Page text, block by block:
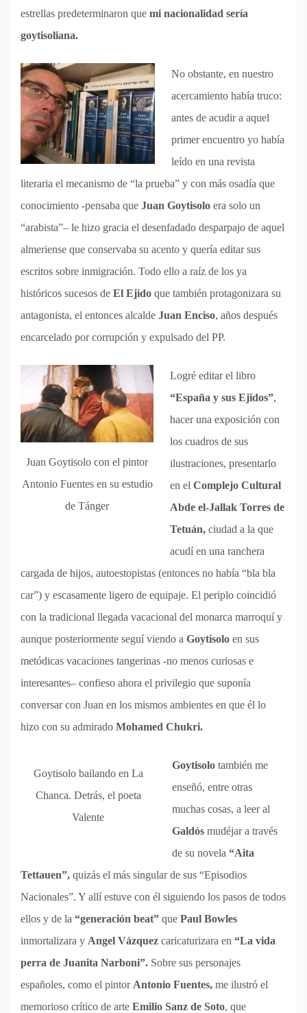
estrellas predeterminaron que mi nacionalidad sería
goytisoliana.
No obstante, en nuestro
acercamiento había truco:
antes de acudir a aquel
primer encuentro yo había
leído en una revista
literaria el mecanismo de “la prueba” y con más osadía que
conocimiento -pensaba que Juan Goytisolo era solo un
“arabista”– le hizo gracia el desenfadado desparpajo de aquel
almeriense que conservaba su acento y quería editar sus
escritos sobre inmigración. Todo ello a raíz de los ya
históricos sucesos de El Ejido que también protagonizara su
antagonista, el entonces alcalde Juan Enciso, años después
encarcelado por corrupción y expulsado del PP.
Juan Goytisolo con el pintor
Antonio Fuentes en su estudio
de Tánger
Logré editar el libro
“España y sus Ejidos”,
hacer una exposición con
los cuadros de sus
ilustraciones, presentarlo
en el Complejo Cultural
Abde el-Jallak Torres de
Tetuán, ciudad a la que
acudí en una ranchera
cargada de hijos, autoestopistas (entonces no había “bla bla
car”) y escasamente ligero de equipaje. El periplo coincidió
con la tradicional llegada vacacional del monarca marroquí y
aunque posteriormente seguí viendo a Goytisolo en sus
metódicas vacaciones tangerinas -no menos curiosas e
interesantes– confieso ahora el privilegio que suponía
conversar con Juan en los mismos ambientes en que él lo
hizo con su admirado Mohamed Chukri.
Goytisolo bailando en La
Chanca. Detrás, el poeta
Valente
Goytisolo también me
enseñó, entre otras
muchas cosas, a leer al
Galdós mudéjar a través
de su novela “Aita
Tettauen”, quizás el más singular de sus “Episodios
Nacionales”. Y allí estuve con él siguiendo los pasos de todos
ellos y de la “generación beat” que Paul Bowles
inmortalizara y Angel Vázquez caricaturizara en “La vida
perra de Juanita Narboni”. Sobre sus personajes
españoles, como el pintor Antonio Fuentes, me ilustró el
memorioso crítico de arte Emilio Sanz de Soto, que